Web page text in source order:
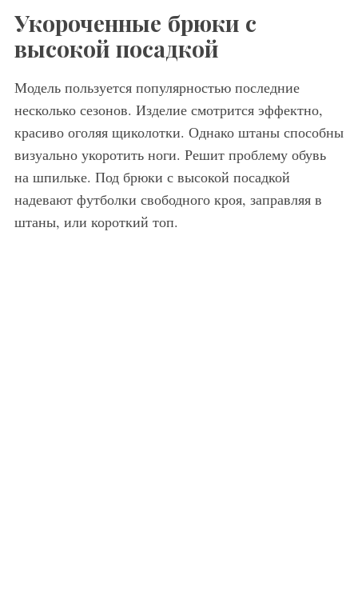
Укороченные брюки с
высокой посадкой
Модель пользуется популярностью последние
несколько сезонов. Изделие смотрится эффектно,
красиво оголяя щиколотки. Однако штаны способны
визуально укоротить ноги. Решит проблему обувь
на шпильке. Под брюки с высокой посадкой
надевают футболки свободного кроя, заправляя в
штаны, или короткий топ.